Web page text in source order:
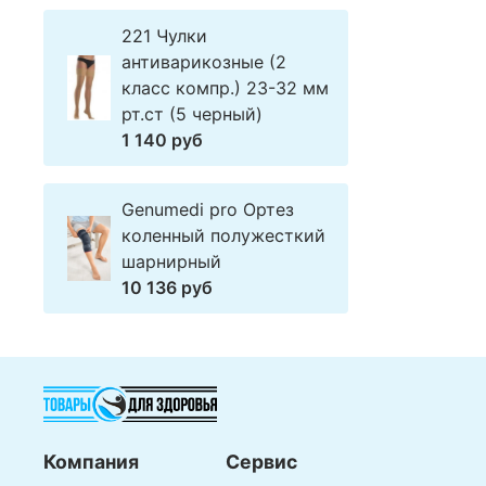
221 Чулки
антиварикозные (2
класс компр.) 23-32 мм
рт.ст (5 черный)
1 140 руб
Genumedi pro Ортез
коленный полужесткий
шарнирный
10 136 руб
Компания Сервис